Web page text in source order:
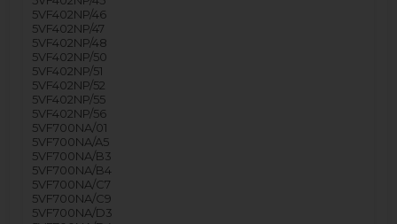
5VF402NP/46
5VF402NP/47
5VF402NP/48
5VF402NP/50
5VF402NP/51
5VF402NP/52
5VF402NP/55
5VF402NP/56
5VF700NA/01
5VF700NA/A5
5VF700NA/B3
5VF700NA/B4
5VF700NA/C7
5VF700NA/C9
5VF700NA/D3